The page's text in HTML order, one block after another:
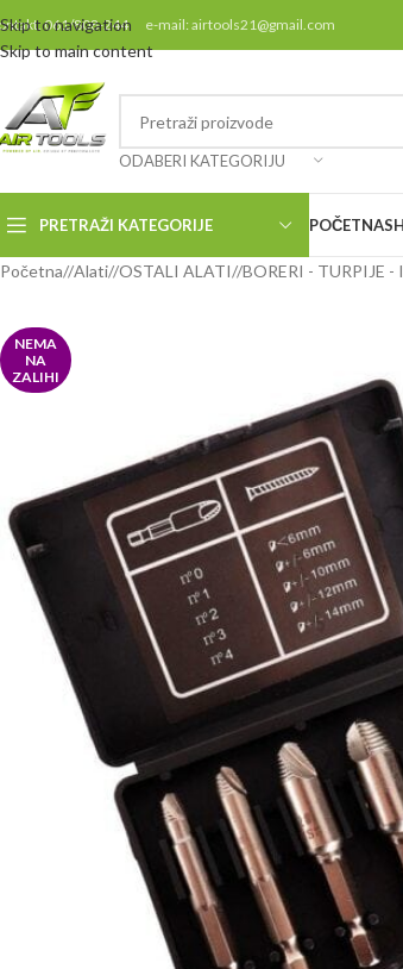
Skip to navigation
Skip to main content
061/808-244 e-mail: airtools21@gmail.com
ODABERI KATEGORIJU
PRETRAŽI KATEGORIJE POČETNA
Početna/ Alati/ OSTALI ALATI/ BORERI - TURPIJE
NEMA
NA
ZALIHI